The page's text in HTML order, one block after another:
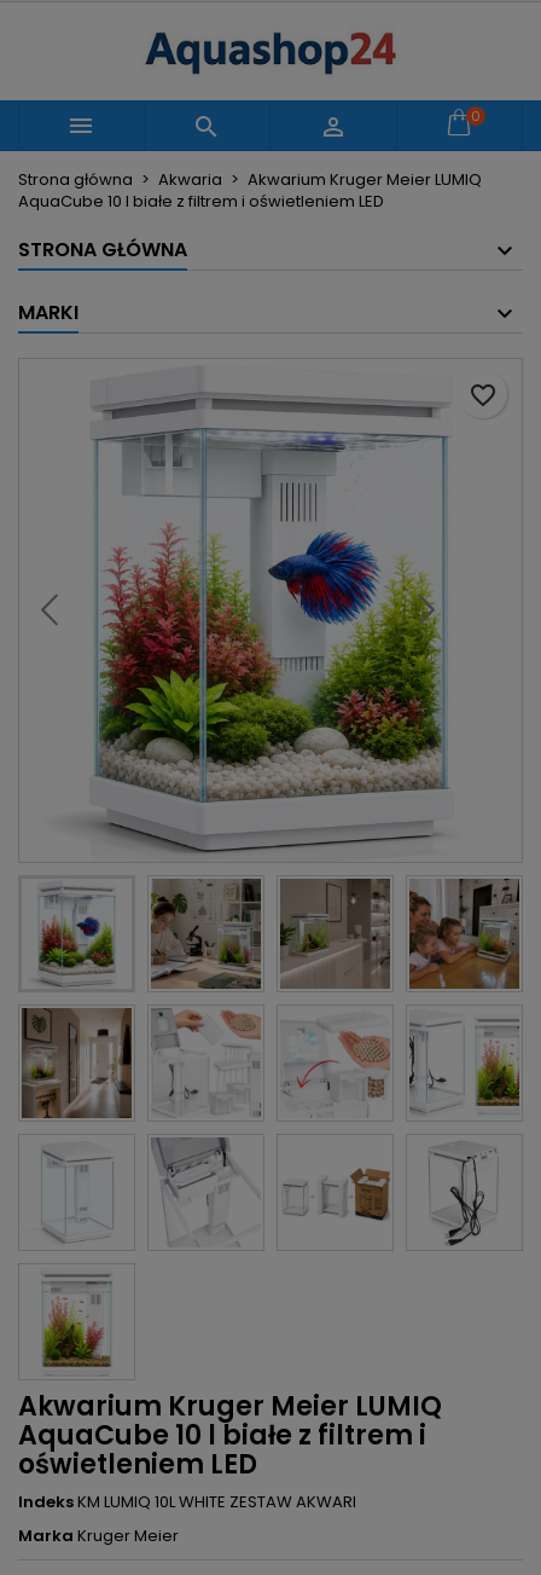
   0
Strona główna Akwaria
Akwarium Kruger Meier LUMIQ
AquaCube 10 l białe z filtrem i oświetleniem LED
STRONA GŁÓWNA
MARKI
Akwarium Kruger Meier LUMIQ
AquaCube 10 l białe z filtrem i
oświetleniem LED
IndeksKM LUMIQ 10L WHITE ZESTAW AKWARI
Marka Kruger Meier
favorite_border
Moje listy życzeń
add_circle_outline Utwórz nową listę
Utwórz listę życzeń
Nazwa listy życzeń
Zaloguj się
Musisz być zalogowany by zapisać produkty na
swojej liście życzeń.
Anuluj